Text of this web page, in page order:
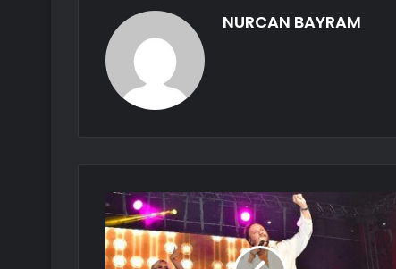
NURCAN BAYRAM